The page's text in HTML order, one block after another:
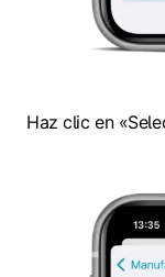
Haz clic en